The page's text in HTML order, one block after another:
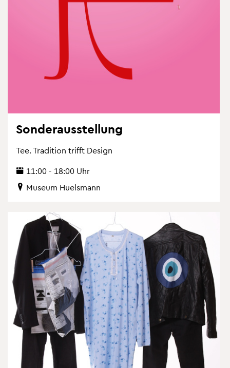
Son­der­aus­stel­lung
Tee. Tra­di­ti­on trifft De­sign
11:00 - 18:00 Uhr
Mu­se­um Hu­els­mann